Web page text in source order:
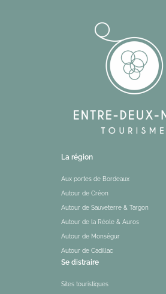
La région
Aux portes de Bordeaux
Autour de Créon
Autour de Sauveterre & Targon
Autour de la Réole & Auros
Autour de Monségur
Autour de Cadillac
Se distraire
Sites touristiques